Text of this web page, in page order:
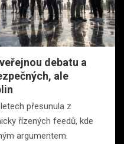
debatu a
ale
přesunula z
řízených feedů, kde
argumentem.